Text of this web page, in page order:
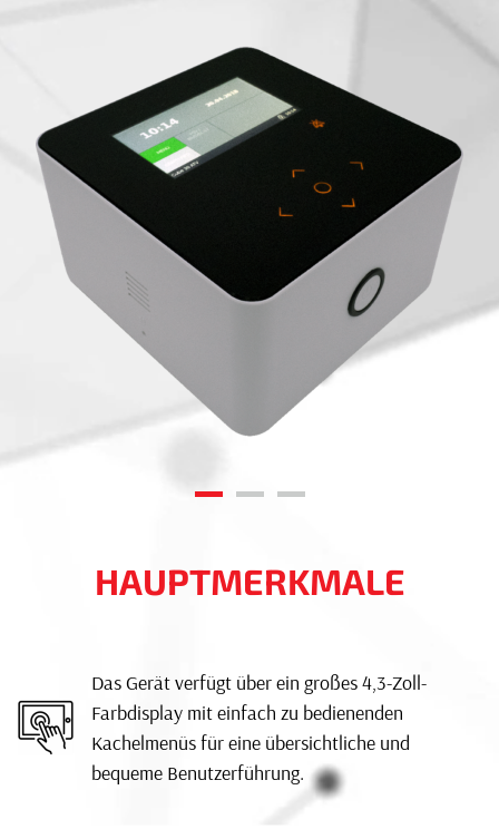
HAUPTMERKMALE
Das Gerät verfügt über ein großes 4,3-Zoll-
Farbdisplay mit einfach zu bedienenden
Kachelmenüs für eine übersichtliche und
bequeme Benutzerführung.